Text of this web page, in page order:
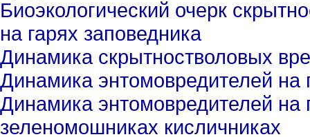
Биоэкологический очерк
на гарях заповедника
Динамика скрытностволовых
Динамика энтомовредителей на
Динамика энтомовредителей на
зеленомошниках кисличниках